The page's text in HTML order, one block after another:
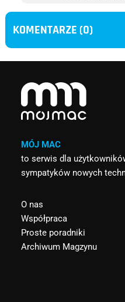
KOMENTARZE (0)
MÓJ MAC
to serwis dla
sympatyków nowych
O nas
Współpraca
Proste poradniki
Archiwum Magzynu